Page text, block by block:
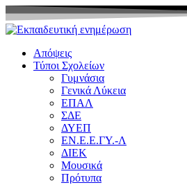
Μετάβαση
στο
περιεχόμενο
Απόψεις
Τύποι Σχολείων
Γυμνάσια
Γενικά Λύκεια
ΕΠΑΛ
ΣΔΕ
ΔΥΕΠ
ΕΝ.Ε.Ε.ΓΥ.-Λ
ΔΙΕΚ
Μουσικά
Πρότυπα